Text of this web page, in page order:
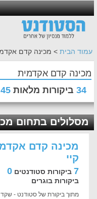
עמוד הבית > מכינה קדם
מכינה קדם אקדמית
34 ביקורות מלאות 45
מסלולים בתחום
מכינה קדם
קיי
7 ביקורות סטודנטים 0
ביקורות בוגרים
מתוך ביקורת של סטודנט - שקד 28/11/2011